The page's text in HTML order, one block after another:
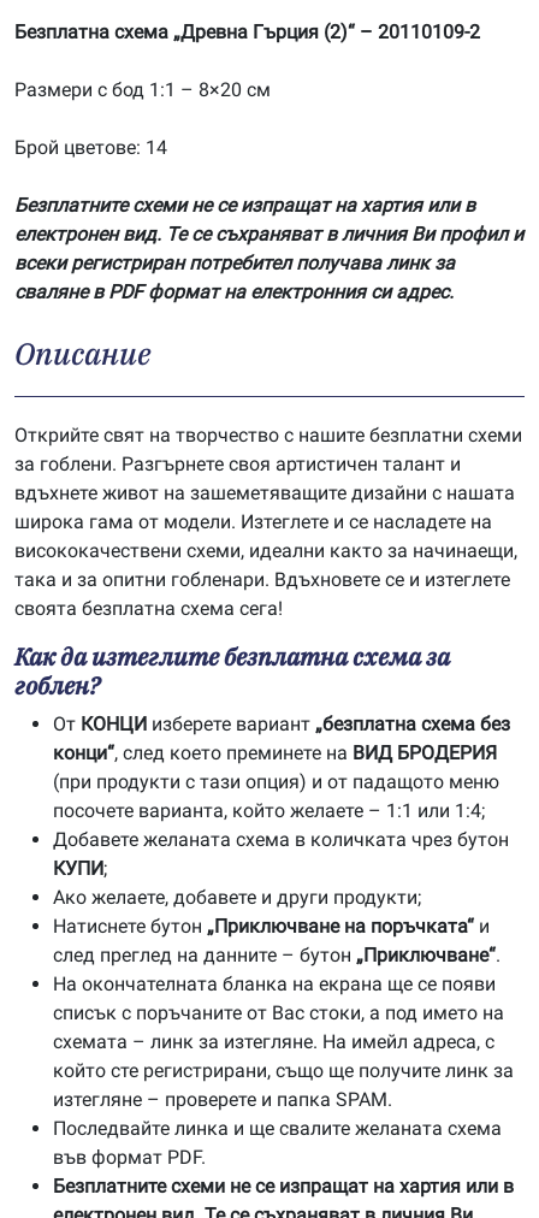
(2)“
Безплатна схема „Древна Гърция (2)“ – 20110109-2
Размери с бод 1:1 – 8×20 см
Брой цветове: 14
Безплатните схеми не се изпращат на хартия или в
електронен вид. Те се съхраняват в личния Ви профил и
всеки регистриран потребител получава линк за
сваляне в PDF формат на електронния си адрес.
Описание
Открийте свят на творчество с нашите безплатни схеми
за гоблени. Разгърнете своя артистичен талант и
вдъхнете живот на зашеметяващите дизайни с нашата
широка гама от модели. Изтеглете и се насладете на
висококачествени схеми, идеални както за начинаещи,
така и за опитни гобленари. Вдъхновете се и изтеглете
своята безплатна схема сега!
Как да изтеглите безплатна схема за
гоблен?
От КОНЦИ изберете вариант „безплатна схема без
конци“, след което преминете на ВИД БРОДЕРИЯ
(при продукти с тази опция) и от падащото меню
посочете варианта, който желаете – 1:1 или 1:4;
Добавете желаната схема в количката чрез бутон
КУПИ;
Ако желаете, добавете и други продукти;
Натиснете бутон „Приключване на поръчката“ и
след преглед на данните – бутон „Приключване“.
На окончателната бланка на екрана ще се появи
списък с поръчаните от Вас стоки, а под името на
схемата – линк за изтегляне. На имейл адреса, с
който сте регистрирани, също ще получите линк за
изтегляне – проверете и папка SPAM.
Последвайте линка и ще свалите желаната схема
във формат PDF.
Безплатните схеми не се изпращат на хартия или в